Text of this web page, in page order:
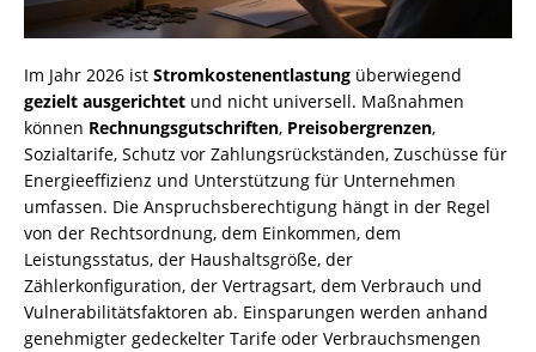
Im Jahr 2026 ist Stromkostenentlastung überwiegend
gezielt ausgerichtet und nicht universell. Maßnahmen
können Rechnungsgutschriften, Preisobergrenzen,
Sozialtarife, Schutz vor Zahlungsrückständen, Zuschüsse für
Energieeffizienz und Unterstützung für Unternehmen
umfassen. Die Anspruchsberechtigung hängt in der Regel
von der Rechtsordnung, dem Einkommen, dem
Leistungsstatus, der Haushaltsgröße, der
Zählerkonfiguration, der Vertragsart, dem Verbrauch und
Vulnerabilitätsfaktoren ab. Einsparungen werden anhand
genehmigter gedeckelter Tarife oder Verbrauchsmengen